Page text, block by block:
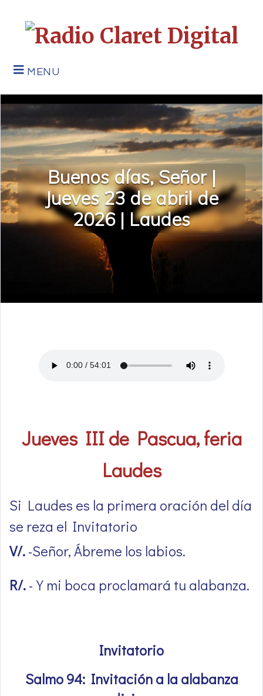
MENU
Buenos días, Señor |
Jueves 23 de abril de
2026 | Laudes
Jueves III de Pascua, feria
Laudes
Si Laudes es la primera oración del día
se reza el Invitatorio
V/.-Señor, Ábreme los labios.
R/.-Y mi boca proclamará tu alabanza.
Invitatorio
Salmo 94: Invitación a la alabanza